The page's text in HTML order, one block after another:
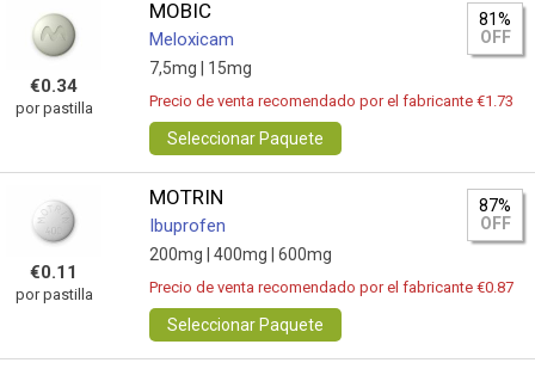
€0.34
por pastilla
MOBIC
Meloxicam
7,5mg | 15mg
81%
OFF
Precio de venta recomendado por el fabricante €1.73
Seleccionar Paquete
€0.11
por pastilla
MOTRIN
Ibuprofen
200mg | 400mg | 600mg
87%
OFF
Precio de venta recomendado por el fabricante €0.87
Seleccionar Paquete